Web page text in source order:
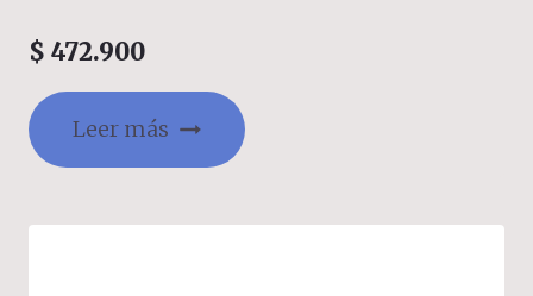
$ 472.900
Leer más